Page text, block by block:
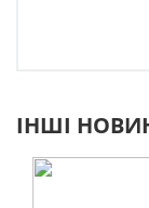
ІНШІ